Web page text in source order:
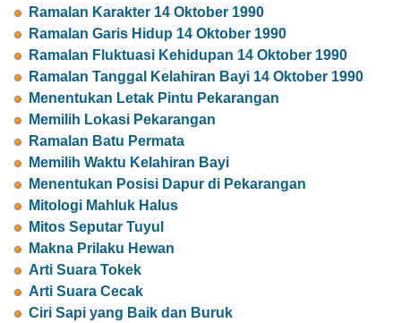
Ramalan Karakter 14 Oktober 1990
Ramalan Garis Hidup 14 Oktober 1990
Ramalan Fluktuasi Kehidupan 14 Oktober 1990
Ramalan Tanggal Kelahiran Bayi 14 Oktober 1990
Menentukan Letak Pintu Pekarangan
Memilih Lokasi Pekarangan
Ramalan Batu Permata
Memilih Waktu Kelahiran Bayi
Menentukan Posisi Dapur di Pekarangan
Mitologi Mahluk Halus
Mitos Seputar Tuyul
Makna Prilaku Hewan
Arti Suara Tokek
Arti Suara Cecak
Ciri Sapi yang Baik dan Buruk